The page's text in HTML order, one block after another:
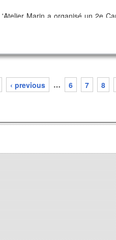
Marin a organisé un 2e
son implication dans la
des embarcations à
‹ previous … 6 7 8